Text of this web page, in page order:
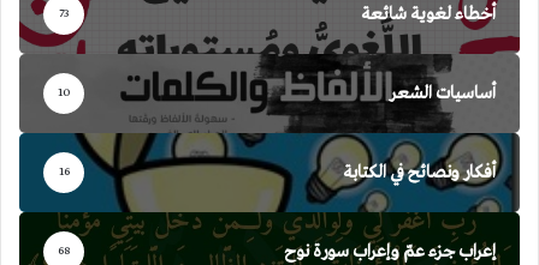
أخطاء لغوية شائعة 73
أساسيات الشعر 10
أفكار ونصائح في الكتابة 16
إعراب جزء عمّ وإعراب سورة نوح 68